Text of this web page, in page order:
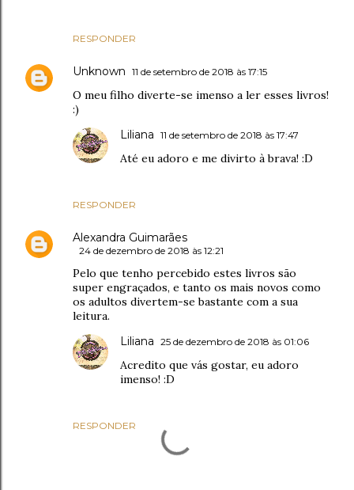
RESPONDER
Unknown 11 de setembro de 2018 às 17:15
O meu filho diverte-se imenso a ler esses livros!
:)
RESPONDER
Liliana 11 de setembro de 2018 às 17:47
Até eu adoro e me divirto à brava! :D
Alexandra Guimarães
24 de dezembro de 2018 às 12:21
Pelo que tenho percebido estes livros são
super engraçados, e tanto os mais novos como
os adultos divertem-se bastante com a sua
leitura.
RESPONDER
Liliana 25 de dezembro de 2018 às 01:06
Acredito que vás gostar, eu adoro
imenso! :D